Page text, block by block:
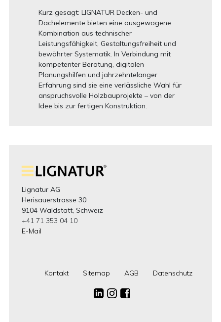
Kurz gesagt: LIGNATUR Decken- und
Dachelemente bieten eine ausgewogene
Kombination aus technischer
Leistungsfähigkeit, Gestaltungsfreiheit und
bewährter Systematik. In Verbindung mit
kompetenter Beratung, digitalen
Planungshilfen und jahrzehntelanger
Erfahrung sind sie eine verlässliche Wahl für
anspruchsvolle Holzbauprojekte – von der
Idee bis zur fertigen Konstruktion.
Lignatur AG
Herisauerstrasse 30
9104 Waldstatt, Schweiz
+41 71 353 04 10
E-Mail
Kontakt Sitemap AGB Datenschutz